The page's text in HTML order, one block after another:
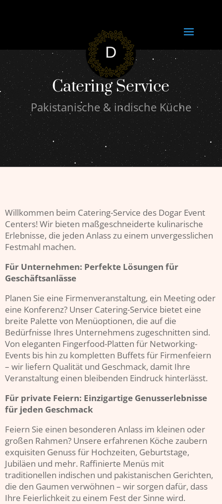
Catering Service
Pakistanische & indische Küche
Willkommen beim Catering-Service des Dogar Event
Centers! Wir bieten maßgeschneiderte kulinarische
Erlebnisse, die jeden Anlass zu einem unvergesslichen
Festmahl machen.
Für Unternehmen: Perfekte Lösungen für
Geschäftsanlässe
Planen Sie eine Firmenveranstaltung, ein Meeting oder
eine Konferenz? Unser Catering-Service bietet eine
breite Palette von Menüoptionen, die auf die
Bedürfnisse Ihres Unternehmens zugeschnitten sind.
Von eleganten Fingerfood-Platten für Networking-
Events bis hin zu kompletten Buffets für Firmenfeiern
– wir liefern Qualität und Geschmack, damit Ihre
Veranstaltung einen bleibenden Eindruck hinterlässt.
Für private Feiern: Einzigartige Genusserlebnisse
für jeden Geschmack
Feiern Sie einen besonderen Anlass im kleinen oder
großen Rahmen? Unsere erfahrenen Köche zaubern
exquisiten Genuss für Hochzeiten, Geburtstage,
Jubiläen und mehr. Raffinierte Menüs mit
traditionellen indischen und pakistanischen Gerichten,
die den Gaumen verwöhnen – wir sorgen dafür, dass
Ihre Feierlichkeit zu einem Fest der Sinne wird.